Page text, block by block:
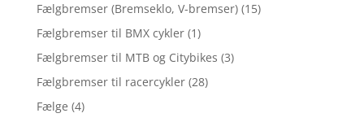
Fælgbremser (Bremseklo, V-bremser) (15)
Fælgbremser til BMX cykler (1)
Fælgbremser til MTB og Citybikes (3)
Fælgbremser til racercykler (28)
Fælge (4)